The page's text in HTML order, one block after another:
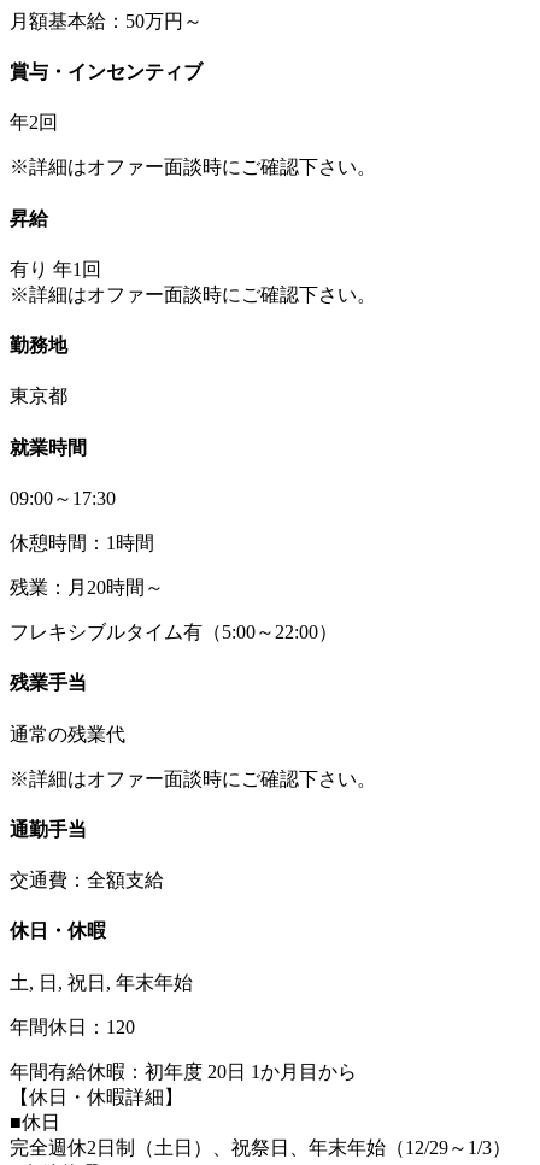
月額基本給：50万円～
賞与・インセンティブ
年2回
※詳細はオファー面談時にご確認下さい。
昇給
有り 年1回
※詳細はオファー面談時にご確認下さい。
勤務地
東京都
就業時間
09:00～17:30
休憩時間：1時間
残業：月20時間～
フレキシブルタイム有（5:00～22:00）
残業手当
通常の残業代
※詳細はオファー面談時にご確認下さい。
通勤手当
交通費：全額支給
休日・休暇
土, 日, 祝日, 年末年始
年間休日：120
年間有給休暇：初年度 20日 1か月目から
【休日・休暇詳細】
■休日
完全週休2日制（土日）、祝祭日、年末年始（12/29～1/3）